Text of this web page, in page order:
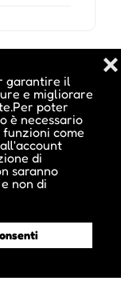
garantire il
e migliorare
poter
è necessario
come
di
saranno
non di
❌